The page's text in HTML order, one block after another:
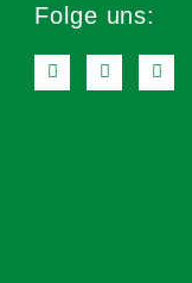
Folge uns: